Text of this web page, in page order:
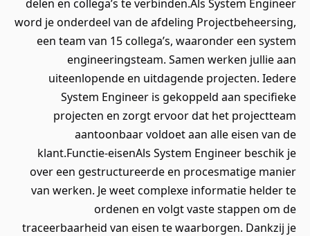
delen en collega’s te verbinden.Als System Engineer
word je onderdeel van de afdeling Projectbeheersing,
een team van 15 collega’s, waaronder een system
engineeringsteam. Samen werken jullie aan
uiteenlopende en uitdagende projecten. Iedere
System Engineer is gekoppeld aan specifieke
projecten en zorgt ervoor dat het projectteam
aantoonbaar voldoet aan alle eisen van de
klant.Functie-eisenAls System Engineer beschik je
over een gestructureerde en procesmatige manier
van werken. Je weet complexe informatie helder te
ordenen en volgt vaste stappen om de
traceerbaarheid van eisen te waarborgen. Dankzij je